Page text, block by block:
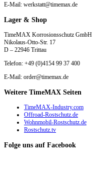
E-Mail: werkstatt@timemax.de
Lager & Shop
TimeMAX Korrosionsschutz GmbH
Nikolaus-Otto-Str. 17
D – 22946 Trittau
Telefon: +49 (0)4154 99 37 400
E-Mail: order@timemax.de
Weitere TimeMAX Seiten
TimeMAX-Industry.com
Offroad-Rostschutz.de
Wohnmobil-Rostschutz.de
Rostschutz.tv
Folge uns auf Facebook